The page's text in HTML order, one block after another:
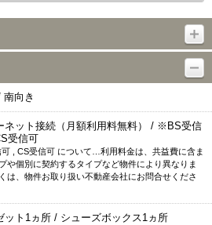
向き
ネット接続（月額利用料無料） / ※BS受信
受信可
, CS受信可 について…利用料金は、共益費に含ま
や個別に契約するタイプなど物件により異なりま
は、物件お取り扱い不動産会社にお問合せくださ
ット1ヵ所 / シューズボックス1ヵ所